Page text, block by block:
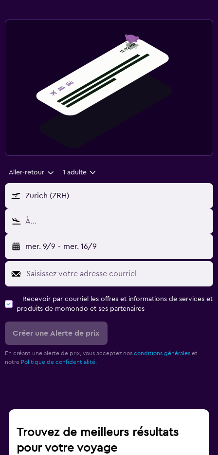
Aller-retour 1 adulte
Zurich (ZRH)
À…
mer. 9/9 - mer. 16/9
Recevoir par courriel les offres et informations de services et
produits de momondo et ses partenaires
Créer une Alerte de prix
En créant une alerte de prix, vous acceptez nos conditions générales et
notre Politique de confidentialité.
Trouvez de meilleurs résultats
pour votre voyage